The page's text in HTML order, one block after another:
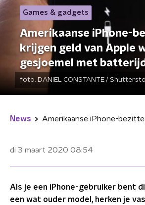
Games & gadgets
Amerikaanse iPhone-
krijgen geld van Apple
gesjoemel met
foto: DANIEL CONSTANTE /
News
di 3 maart 2020 08:54
Als je een iPhone-gebruiker bent
een wat ouder model, herken je